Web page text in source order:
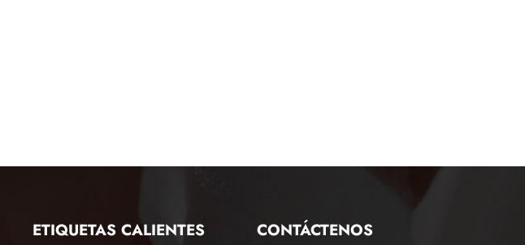
ETIQUETAS CALIENTES CONTÁCTENOS